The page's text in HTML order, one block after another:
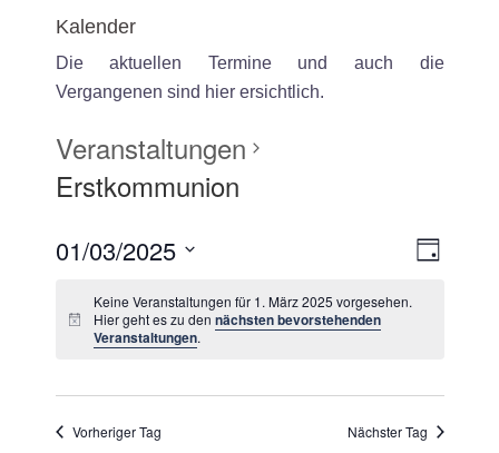
Kalender
Die aktuellen Termine und auch die
Vergangenen sind hier ersichtlich.
Veranstaltungen
Erstkommunion
TAG
01/03/2025
wählen.Keine Veranstaltungen für 1. März 2025 vorgesehen.
Hier geht es zu den nächsten bevorstehenden
Veranstaltungen.
Vorheriger Tag Nächster Tag